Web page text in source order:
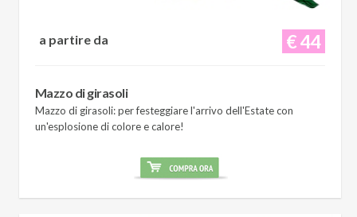
€ 44
a partire da
Mazzo di girasoli
Mazzo di girasoli: per festeggiare l'arrivo dell'Estate con
un'esplosione di colore e calore!